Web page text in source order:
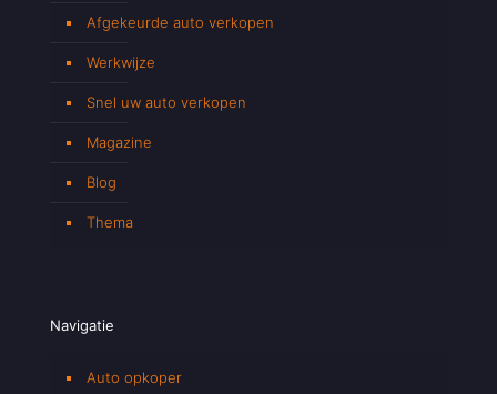
Afgekeurde auto verkopen
Werkwijze
Snel uw auto verkopen
Magazine
Blog
Thema
Navigatie
Auto opkoper